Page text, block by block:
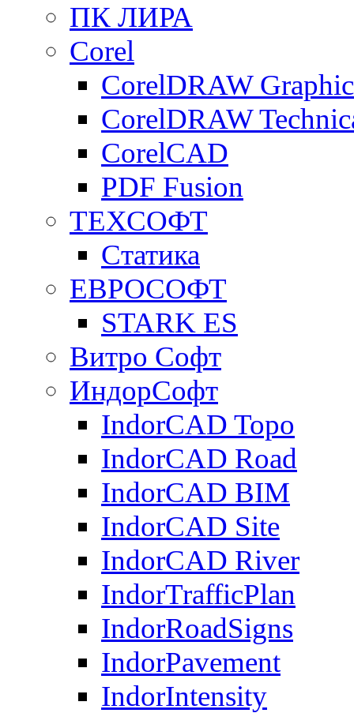
ПК ЛИРА
Corel
CorelDRAW
CorelDRAW
CorelCAD
PDF Fusion
ТЕХСОФТ
Статика
ЕВРОСОФТ
STARK ES
Витро Софт
ИндорСофт
IndorCAD Topo
IndorCAD Road
IndorCAD BIM
IndorCAD Site
IndorCAD River
IndorTrafficPlan
IndorRoadSigns
IndorPavement
IndorIntensity